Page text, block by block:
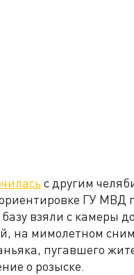
с другим
ГУ
взяли с камеры
на мимолетном
пугавшего
о розыске.